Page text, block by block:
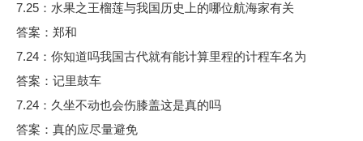
7.25：水果之王榴莲与我国历史上的哪位航海家有关
答案：郑和
7.24：你知道吗我国古代就有能计算里程的计程车名为
答案：记里鼓车
7.24：久坐不动也会伤膝盖这是真的吗
答案：真的应尽量避免